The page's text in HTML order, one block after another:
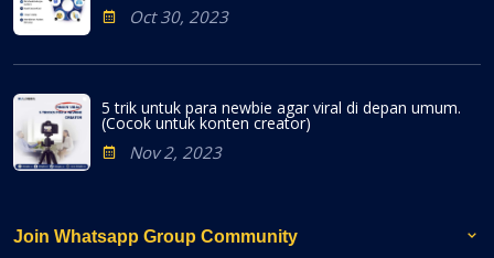
Oct 30, 2023
5 trik untuk para newbie agar viral di depan umum.
(Cocok untuk konten creator)
Nov 2, 2023
Join Whatsapp Group Community